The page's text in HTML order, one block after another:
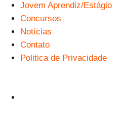
Jovem Aprendiz/Estágio
Concursos
Notícias
Contato
Politica de Privacidade